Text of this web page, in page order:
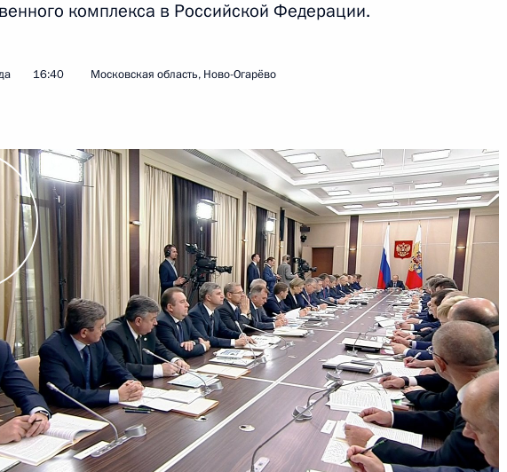
17:30 Сочи
года, среда
Аргентины Кристиной Фернандес де
19:25 Москва, Кремль
5
Монако Альбертом II
18:50 Москва, Кремль
6
комплекса в Российской Федерации.
16:40 Московская область, Ново-Огарёво